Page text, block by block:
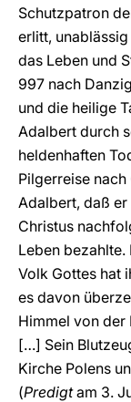
Schutzpatron
erlitt,
das Leben und
997 nach
und die heilige
Adalbert durch
heldenhaften
Pilgerreise
Adalbert, daß
Christus
Leben bezahlte.
Volk Gottes hat
es davon
Himmel von der
[…] Sein
Kirche Polens
(Predigtam 3.